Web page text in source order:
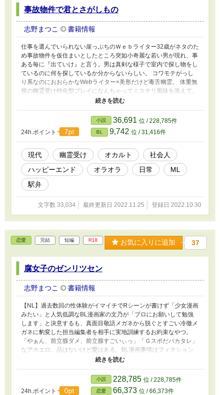
事故物件で君とさがしもの
志野まつこ 書籍情報
仕事を選んでいられない崖っぷちのＷｅｂライター32歳がネタのた
め事故物件を仮住まいとしたところ突如小奇麗な若い男が現れ、事
ある毎に『出ていけ』と言う。男は真剣な様子で室内で探し物をし
ているのに何を探しているか分からないらしい。 コワモテがっし
り系なのにおおらかなWebライター×美形だけど毒舌幽霊。 体重無
視の幽霊受け特化型プレイになんちゃってミステリ風味を添えて。
心霊的怖さはほぼナシ。 アホエロなオカルトBLの予定だったので
い方、こっそり教えてください。他サイトでも公開中。
24h.ポイント 7pt
小説 36,691 位 / 228,785件
BL 9,742 位 / 31,416件
現代 幽霊受け オカルト
社会人
ハッピーエンド
オラオラ 日常
ML
駅弁
文字数 33,034 最終更新日 2022.11.25 登録日 2022.10.30
恋愛 完結 短編 R18 お気に入りに追加 37
腐女子のゼンリツセン
志野まつこ 書籍情報
【NL】過去数回の性体験がイマイチでRシーンが書けず「少女漫画
みたい」と人気低調なBL漫画家の文乃が「プロにお願いして勉強
します」と決意するも、真面目敬語メガネから脱ぐとすごい冷徹メ
ガネに豹変した担当編集者を相手に実地訓練するお約束なやつ。
「やぁん、前立腺ダメ、前立腺すごいぃっ」「Ｇスポだバカタレ」
なアホエロ。品はないけど愛はある。BL漫画事情はフィクション
でBLもTLもイケる方向けです。BLコミック未経験の方にはかなり
24h.ポイント 0pt
小説 228,785 位 / 228,785件
恋愛 66,373 位 / 66,373件